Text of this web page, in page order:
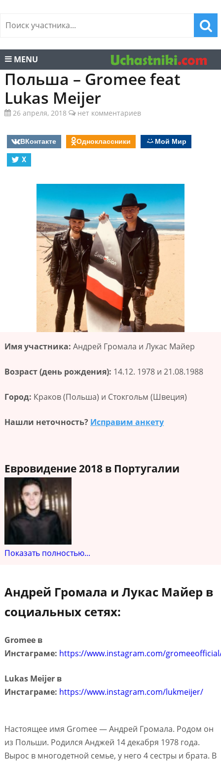
MENU
Польша – Gromee feat
Lukas Meijer
26 апреля, 2018 нет комментариев
ВКонтакте Одноклассники
Мой Мир
X
Имя участника: Андрей Громала и Лукас Майер
Возраст (день рождения): 14.12. 1978 и 21.08.1988
Город: Краков (Польша) и Стокгольм (Швеция)
Нашли неточность? Исправим анкету
Евровидение 2018 в Португалии
Показать полностью...
Андрей Громала и Лукас Майер в
социальных сетях:
Gromee в
Инстаграме: https://www.instagram.com/
Lukas Meijer в
Инстаграме: https://www.instagram.com/lukmeijer/
Настоящее имя Gromee — Андрей Громала. Родом он
из Польши. Родился Анджей 14 декабря 1978 года.
Вырос в многодетной семье, у него 4 сестры и брата. В